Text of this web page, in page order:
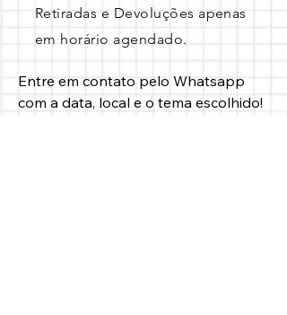
Retiradas e Devoluções apenas
em horário agendado.
Entre em contato pelo Whatsapp
com a data, local e o tema escolhido!